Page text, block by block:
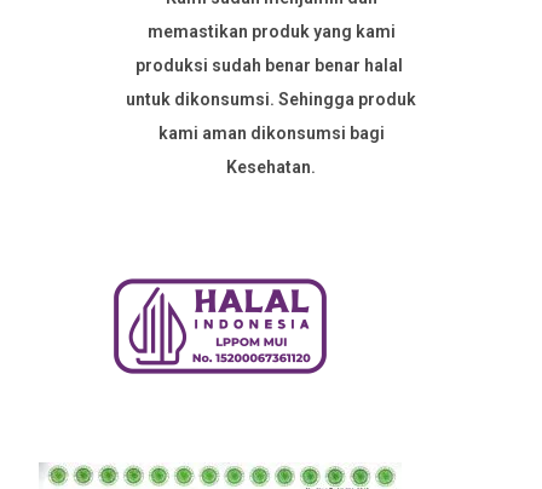
memastikan produk yang kami
produksi sudah benar benar halal
untuk dikonsumsi. Sehingga produk
kami aman dikonsumsi bagi
Kesehatan.